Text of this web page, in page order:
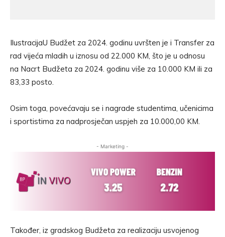
IlustracijaU Budžet za 2024. godinu uvršten je i Transfer za
rad vijeća mladih u iznosu od 22.000 KM, što je u odnosu
na Nacrt Budžeta za 2024. godinu više za 10.000 KM ili za
83,33 posto.
Osim toga, povećavaju se i nagrade studentima, učenicima
i sportistima za nadprosječan uspjeh za 10.000,00 KM.
- Marketing -
Također, iz gradskog Budžeta za realizaciju usvojenog